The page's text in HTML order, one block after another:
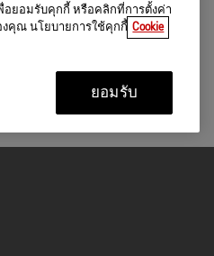
อยอมรับคุกกี้ หรือคลิกที่การตั้งค่า
งคุณ นโยบายการใช้คุกกี้ Cookie
ยอมรับ